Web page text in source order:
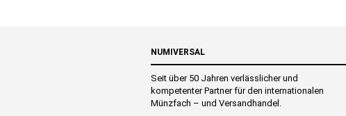
NUMIVERSAL
Seit über 50 Jahren verlässlicher und
kompetenter Partner für den internationalen
Münzfach – und Versandhandel.